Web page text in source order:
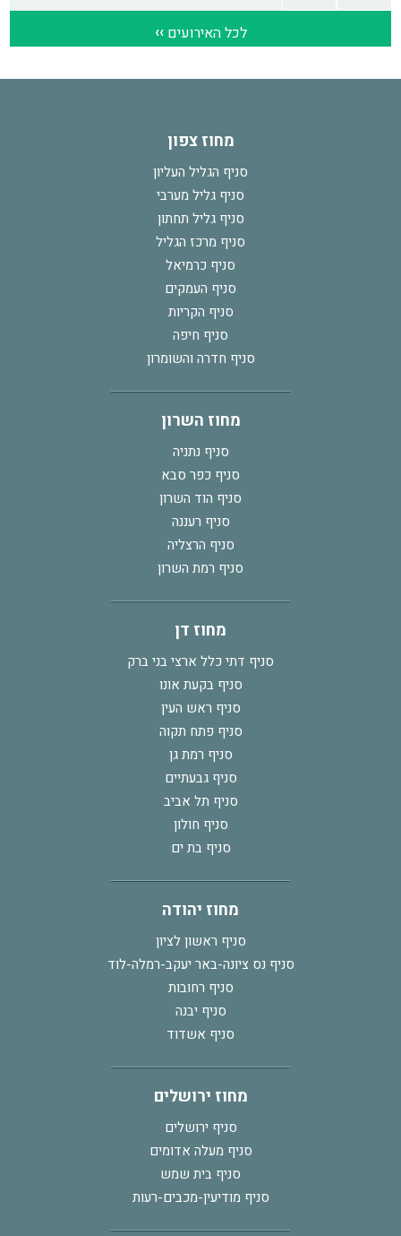
מחוז צפון
סניף הגליל העליון
סניף גליל מערבי
סניף גליל תחתון
סניף מרכז הגליל
סניף כרמיאל
סניף העמקים
סניף הקריות
סניף חיפה
סניף חדרה והשומרון
מחוז השרון
סניף נתניה
סניף כפר סבא
סניף הוד השרון
סניף רעננה
סניף הרצליה
סניף רמת השרון
מחוז דן
סניף דתי כלל ארצי בני ברק
סניף בקעת אונו
סניף ראש העין
סניף פתח תקוה
סניף רמת גן
סניף גבעתיים
סניף תל אביב
סניף חולון
סניף בת ים
מחוז יהודה
סניף ראשון לציון
סניף נס ציונה-באר יעקב-רמלה-לוד
סניף רחובות
סניף יבנה
סניף אשדוד
מחוז ירושלים
סניף ירושלים
סניף מעלה אדומים
סניף בית שמש
סניף מודיעין-מכבים-רעות